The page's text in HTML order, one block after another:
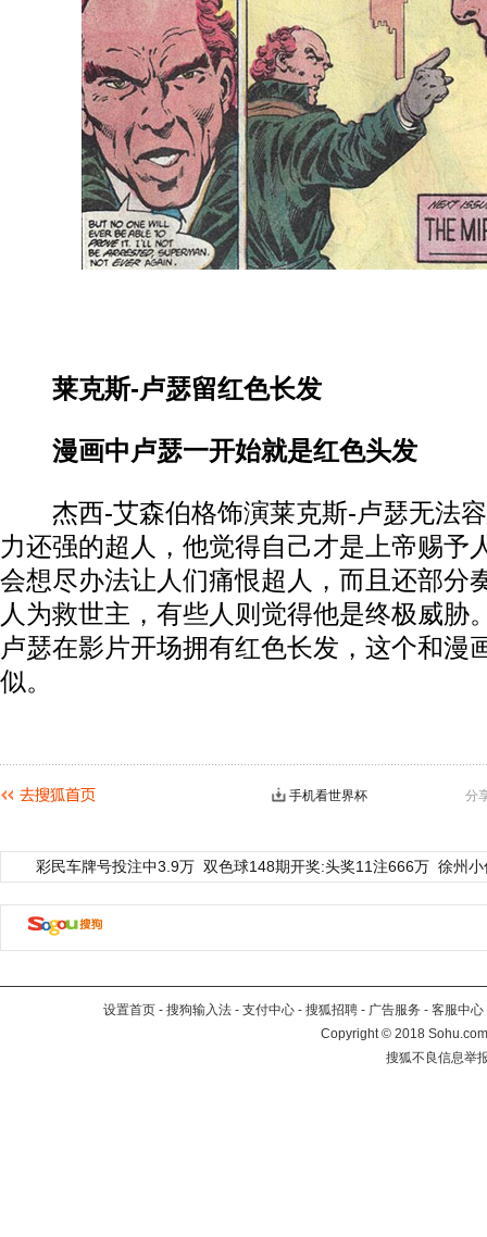
莱克斯-卢瑟留红色长发
漫画中卢瑟一开始就是红色头发
杰西-艾森伯格饰演莱克斯-卢瑟无法容
力还强的超人，他觉得自己才是上帝赐予
会想尽办法让人们痛恨超人，而且还部分
人为救世主，有些人则觉得他是终极威胁
卢瑟在影片开场拥有红色长发，这个和漫
似。
分
手机看世界杯
彩民车牌号投注中3.9万 双色球148期开奖:头奖11注666万 徐州
设置首页 - 搜狗输入法 - 支付中心 - 搜狐招聘 - 广告服务 - 客服中心
Copyright©2018
搜狐不良信息举